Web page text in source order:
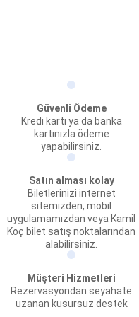
Güvenli Ödeme
Kredi kartı ya da banka
kartınızla ödeme
yapabilirsiniz.
Satın alması kolay
Biletlerinizi internet
sitemizden, mobil
uygulamamızdan veya Kamil
Koç bilet satış noktalarından
alabilirsiniz.
Müşteri Hizmetleri
Rezervasyondan seyahate
uzanan kusursuz destek